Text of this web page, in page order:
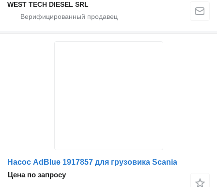
WEST TECH DIESEL SRL
Насос AdBlue 1917857 для грузовика Scania
Цена по запросу